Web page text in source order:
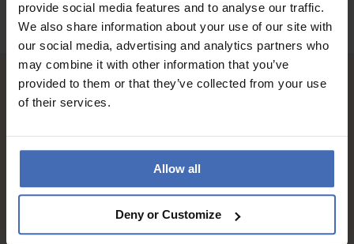
provide social media features and to analyse our traffic.
We also share information about your use of our site with
our social media, advertising and analytics partners who
may combine it with other information that you’ve
provided to them or that they’ve collected from your use
of their services.
Allow all
Deny or Customize
Sur facture et paiement
5'000.-)
info